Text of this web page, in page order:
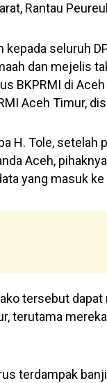
Rantau
seluruh
dan mejelis
BKPRMI di
Aceh Timur,
H. Tole, setelah
Aceh,
yang masuk ke
tersebut
terutama
terdampak